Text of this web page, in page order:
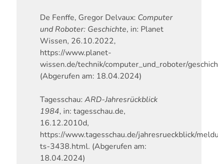
De Fenffe, Gregor Delvaux: Computer
und Roboter: Geschichte, in: Planet
Wissen, 26.10.2022,
https://www.planet-
wissen.de/technik/computer_und_roboter/
(Abgerufen am: 18.04.2024)
Tagesschau: ARD-Jahresrückblick
1984, in: tagesschau.de,
16.12.2010d,
https://www.tagesschau.de/jahresrueckblick/
ts-3438.html. (Abgerufen am:
18.04.2024)